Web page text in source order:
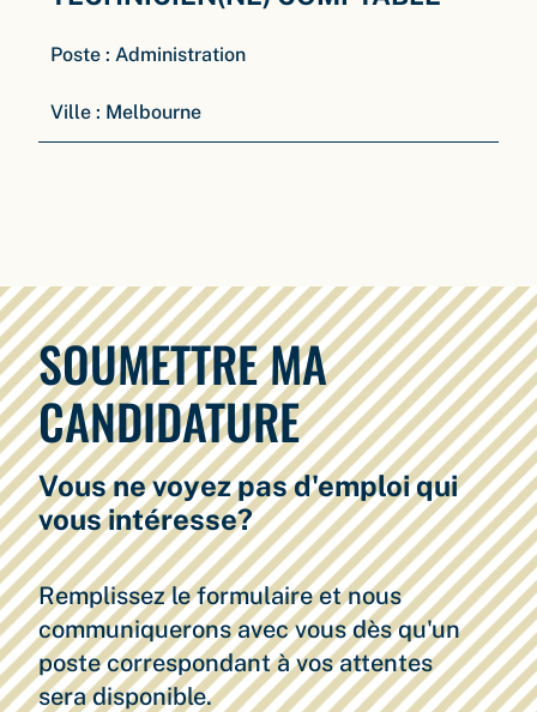
Poste : Administration
Ville : Melbourne
SOUMETTRE MA
CANDIDATURE
Vous ne voyez pas d'emploi qui
vous intéresse?
Remplissez le formulaire et nous
communiquerons avec vous dès qu'un
poste correspondant à vos attentes
sera disponible.